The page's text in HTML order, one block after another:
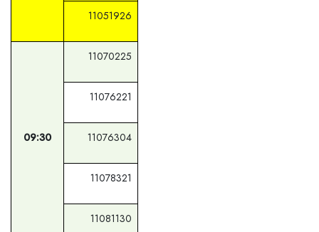
11051926
09:30
11070225
11076221
11076304
11078321
11081130